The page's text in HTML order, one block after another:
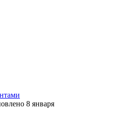
8 января